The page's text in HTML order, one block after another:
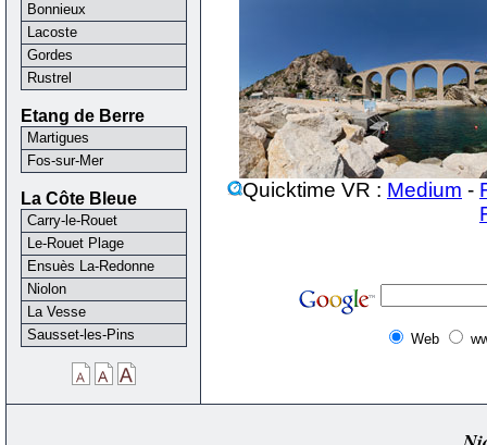
Quicktime VR : Medium -
Web
Bonnieux
Lacoste
Gordes
Rustrel
Etang de Berre
Martigues
Fos-sur-Mer
La Côte Bleue
Carry-le-Rouet
Le-Rouet Plage
Ensuès La-Redonne
Niolon
La Vesse
Sausset-les-Pins